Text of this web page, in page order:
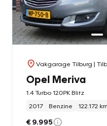
Vakgarage Tilburg |
Opel Meriva
1.4 Turbo 120PK Blitz
2017
Benzine 122.172 km
€ 9.995